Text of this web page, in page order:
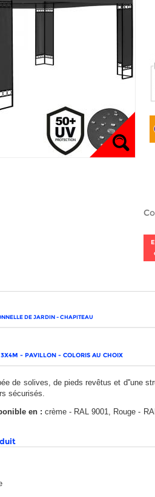
DE JARDIN - CHAPITEAU
- PAVILLON - COLORIS AU CHOIX
de solives, de pieds revêtus et d''une
sécurisés.
en : crème - RAL 9001, Rouge -